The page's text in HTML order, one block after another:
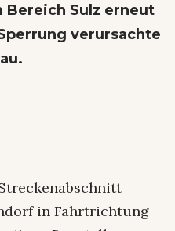
Sulz erneut
verursachte
in Fahrtrichtung